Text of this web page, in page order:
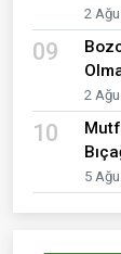
2
09
2
10
5